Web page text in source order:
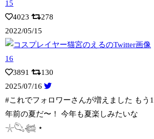
4023
278
2022/05/15
3891
130
2025/07/16
#これでフォロワーさんが増えました もう1
年前の夏だ〜！ 今年も夏楽しみたいな
𓇼𓆡𓆉 ⋆